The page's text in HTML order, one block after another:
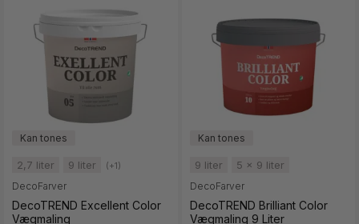
2,7 liter 9 liter (+1)
DecoFarver
DecoTREND Excellent Color
Vægmaling
9 liter 5 x 9 liter
DecoFarver
DecoTREND Brilliant Color
Vægmaling 9 Liter